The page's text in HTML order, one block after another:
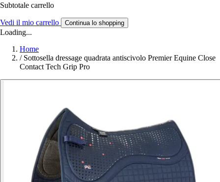
Subtotale carrello
Vedi il mio carrello Continua lo shopping
Loading...
Home
/ Sottosella dressage quadrata antiscivolo Premier Equine Close
Contact Tech Grip Pro